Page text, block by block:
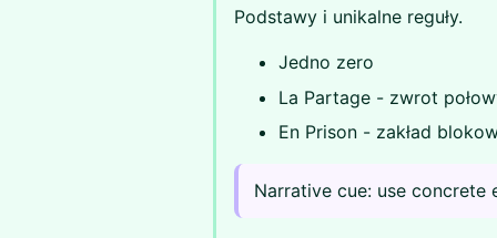
Podstawy i unikalne reguły.
Jedno zero
La Partage - zwrot
En Prison - zakład
Narrative cue: use concrete